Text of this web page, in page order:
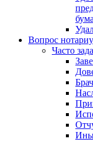
Вопрос
Часто